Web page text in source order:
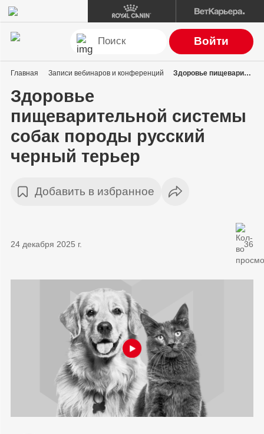
Войти
Главная Записи вебинаров и конференций Здоровье пищеварительной системы собак породы русский черный терьер
Здоровье
пищеварительной системы
собак породы русский
черный терьер
Добавить в избранное
24 декабря 2025 г. 36